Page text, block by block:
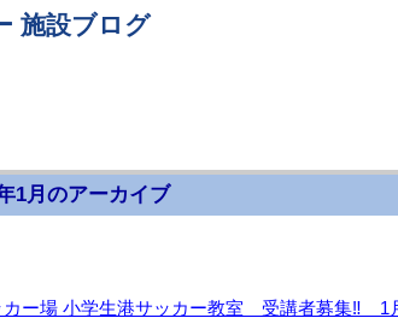
施設ブログ
1月のアーカイブ
カー場 小学生港サッカー教室 受講者募集‼ 1